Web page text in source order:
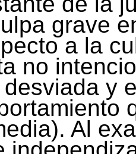
grave
a la
no
y
Al